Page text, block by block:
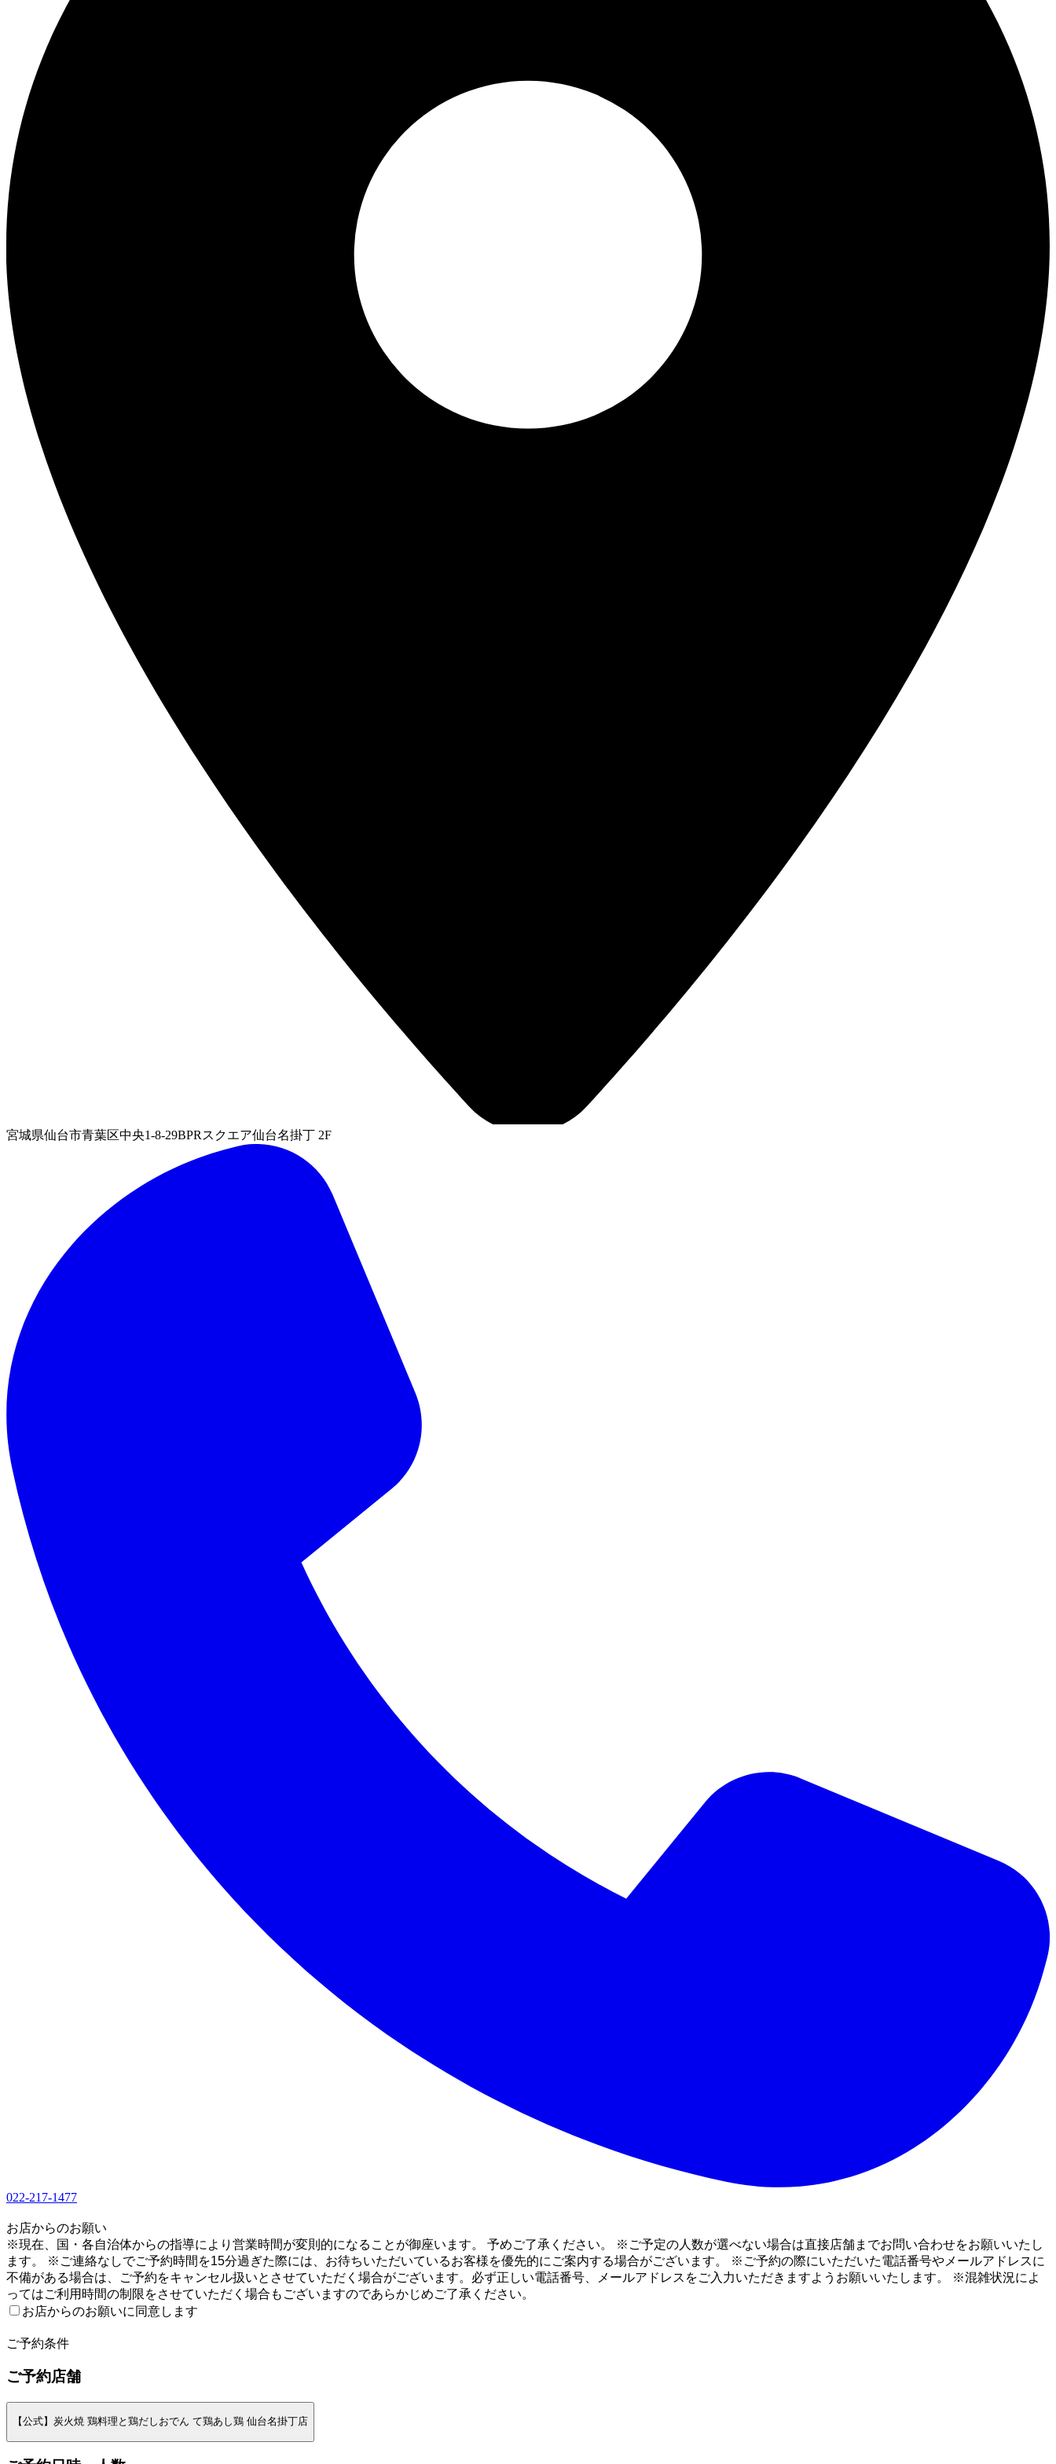
宮城県仙台市青葉区中央1-8-29BPRスクエア仙台名掛丁 2F
022-217-1477
お店からのお願い
※現在、国・各自治体からの指導により営業時間が変則的になることが御座います。 予めご了承ください。 ※ご予定の人数が選べない場合は直接店舗までお問い合わせをお願いいたし
ます。 ※ご連絡なしでご予約時間を15分過ぎた際には、お待ちいただいているお客様を優先的にご案内する場合がございます。 ※ご予約の際にいただいた電話番号やメールアドレスに
不備がある場合は、ご予約をキャンセル扱いとさせていただく場合がございます。必ず正しい電話番号、メールアドレスをご入力いただきますようお願いいたします。 ※混雑状況によ
ってはご利用時間の制限をさせていただく場合もございますのであらかじめご了承ください。
お店からのお願いに同意します
ご予約条件
ご予約店舗
【公式】炭火焼 鶏料理と鶏だしおでん て鶏あし鶏 仙台名掛丁店